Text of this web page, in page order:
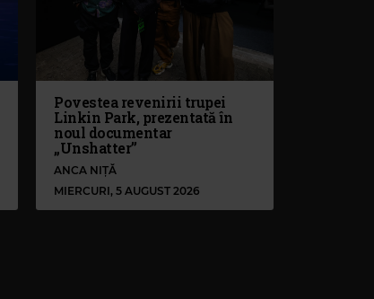
Povestea revenirii trupei
Linkin Park, prezentată în
noul documentar
„Unshatter”
ANCA NIȚĂ
MIERCURI, 5 AUGUST 2026